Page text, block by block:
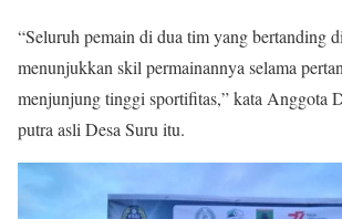
“Seluruh pemain di dua tim yang bertanding
menunjukkan skil permainannya selama
menjunjung tinggi sportifitas,” kata Anggota
putra asli Desa Suru itu.